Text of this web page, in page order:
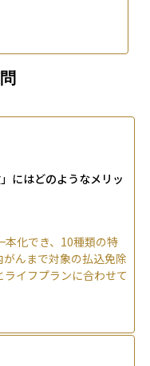
にはどのようなメリッ
本化でき、10種類の特
んまで対象の払込免除
イフプランに合わせて